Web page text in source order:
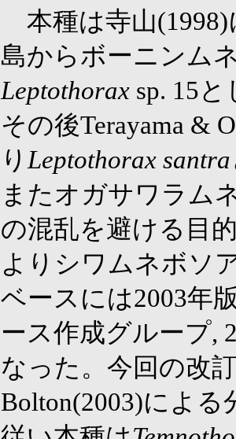
本種は寺山(1998)
島からボーニンム
Leptothorax sp. 15
その後Terayama &
り Leptothorax santra
またオガサワラム
の混乱を避ける目
よりシワムネボソ
ベースには2003年
ース作成グループ,
なった。今回の改
Bolton(2003)によ